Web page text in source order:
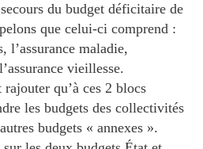
du budget déficitaire de
que celui-ci comprend :
l’assurance maladie,
vieillesse.
qu’à ces 2 blocs
les budgets des collectivités
budgets « annexes ».